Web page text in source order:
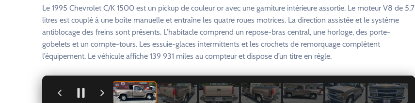
Le 1995 Chevrolet C/K 1500 est un pickup de couleur or avec une garniture intérieure assortie. Le moteur V8 de 5,7
litres est couplé à une boîte manuelle et entraîne les quatre roues motrices. La direction assistée et le système
antiblocage des freins sont présents. L’habitacle comprend un repose-bras central, une horloge, des porte-
gobelets et un compte-tours. Les essuie-glaces intermittents et les crochets de remorquage complètent
l’équipement. Le véhicule affiche 139 931 miles au compteur et dispose d’un titre en règle.
1 / 23